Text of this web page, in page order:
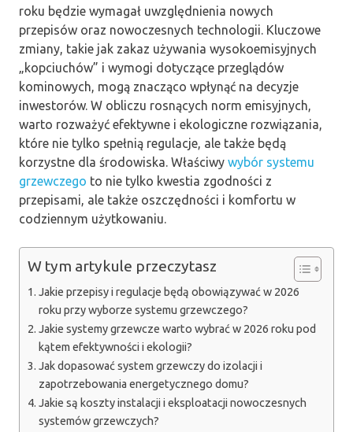
roku będzie wymagał uwzględnienia nowych
przepisów oraz nowoczesnych technologii. Kluczowe
zmiany, takie jak zakaz używania wysokoemisyjnych
„kopciuchów” i wymogi dotyczące przeglądów
kominowych, mogą znacząco wpłynąć na decyzje
inwestorów. W obliczu rosnących norm emisyjnych,
warto rozważyć efektywne i ekologiczne rozwiązania,
które nie tylko spełnią regulacje, ale także będą
korzystne dla środowiska. Właściwy wybór systemu
grzewczego to nie tylko kwestia zgodności z
przepisami, ale także oszczędności i komfortu w
codziennym użytkowaniu.
W tym artykule przeczytasz
Jakie przepisy i regulacje będą obowiązywać w 2026
roku przy wyborze systemu grzewczego?
Jakie systemy grzewcze warto wybrać w 2026 roku pod
kątem efektywności i ekologii?
Jak dopasować system grzewczy do izolacji i
zapotrzebowania energetycznego domu?
Jakie są koszty instalacji i eksploatacji nowoczesnych
systemów grzewczych?